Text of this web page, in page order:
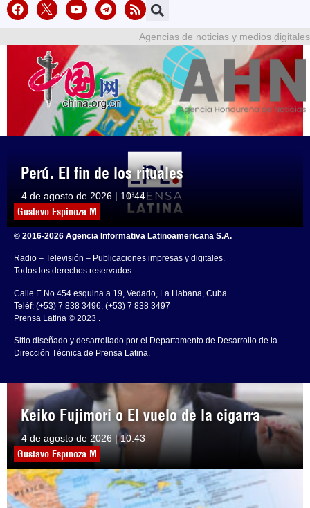
Perú. El fin de los rituales
4 de agosto de 2026 | 10:44
Gustavo Espinoza M
Keiko Fujimori o El vuelo de la cigarra
4 de agosto de 2026 | 10:43
Gustavo Espinoza M
Agencias de noticias y medios digitales
© 2016-2026 Agencia Informativa Latinoamericana S.A.
Radio – Televisión – Publicaciones impresas y digitales.
Todos los derechos reservados.
Calle E No.454 esquina a 19, Vedado, La Habana, Cuba.
Teléf: (+53) 7 838 3496, (+53) 7 838 3497
Prensa Latina © 2023 .
Sitio diseñado y desarrollado por el Departamento de Desarrollo de la
Dirección Técnica de Prensa Latina.